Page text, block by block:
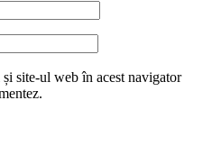
site-ul web în acest navigator